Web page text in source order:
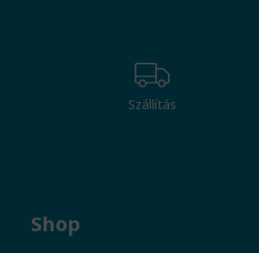
Szállítás
Shop